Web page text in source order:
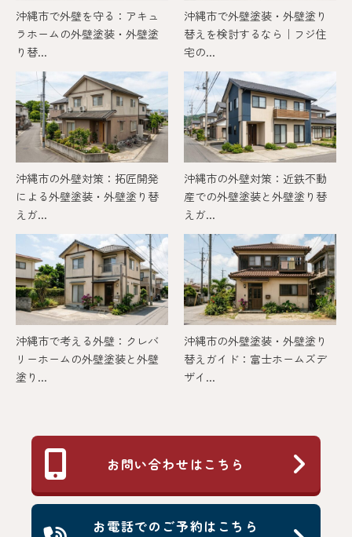
沖縄市で外壁を守る：アキュ
ラホームの外壁塗装・外壁塗
り替...
沖縄市で外壁塗装・外壁塗り
替えを検討するなら｜フジ住
宅の...
沖縄市の外壁対策：拓匠開発
による外壁塗装・外壁塗り替
えガ...
沖縄市の外壁対策：近鉄不動
産での外壁塗装と外壁塗り替
えガ...
沖縄市で考える外壁：クレバ
リーホームの外壁塗装と外壁
塗り...
沖縄市の外壁塗装・外壁塗り
替えガイド：富士ホームズデ
ザイ...
お問い合わせはこちら
お電話でのご予約はこちら